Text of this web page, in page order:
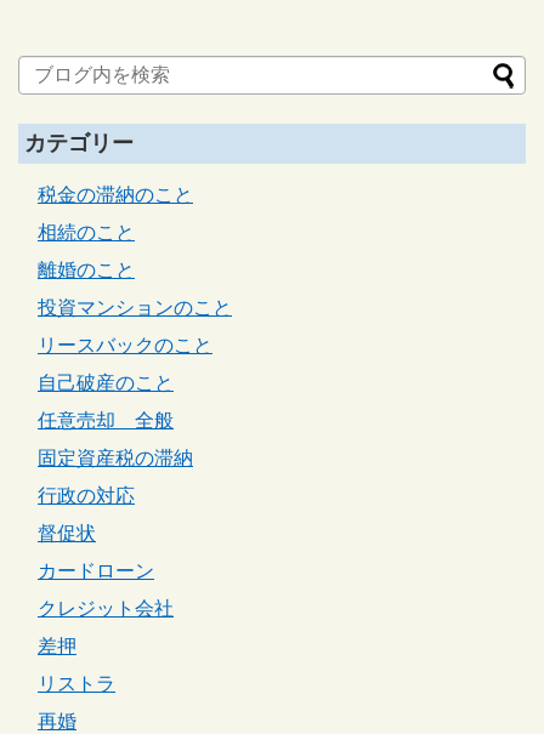
カテゴリー
税金の滞納のこと
相続のこと
離婚のこと
投資マンションのこと
リースバックのこと
自己破産のこと
任意売却 全般
固定資産税の滞納
行政の対応
督促状
カードローン
クレジット会社
差押
リストラ
再婚